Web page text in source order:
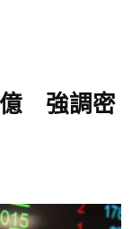
億 強調密